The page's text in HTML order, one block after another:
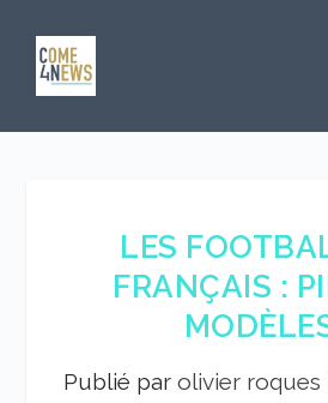
LES
FRANÇAIS :
Publié par olivier roques